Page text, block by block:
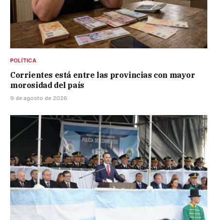
POLÍTICA
Corrientes está entre las provincias con mayor
morosidad del país
9 de agosto de 2026